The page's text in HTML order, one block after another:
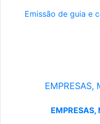
Emissão de guia e
EMPRESAS,